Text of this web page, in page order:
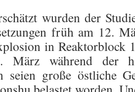
wurden der
früh am 12.
in Reaktorblock
während der
seien große östliche